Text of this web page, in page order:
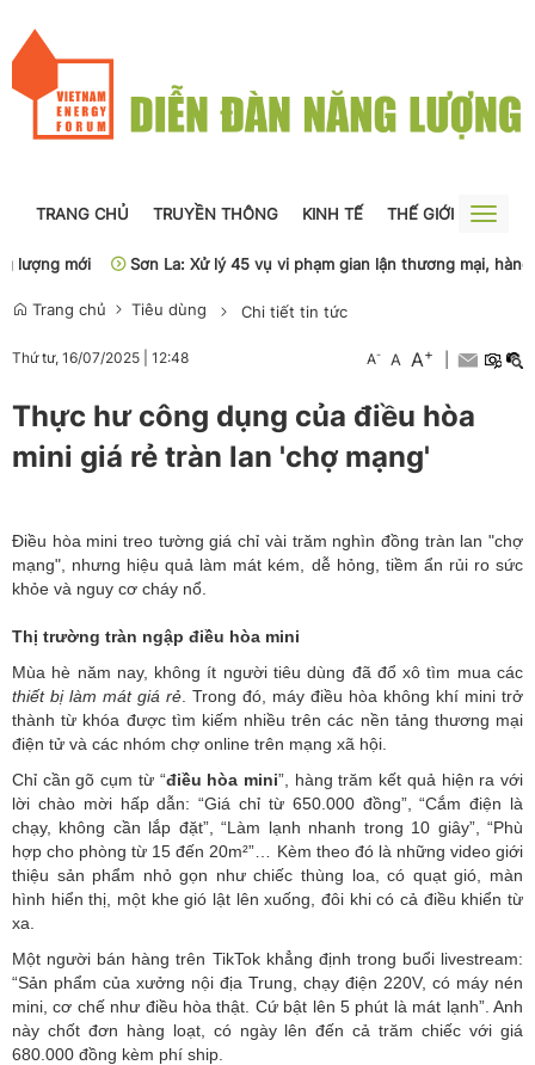
TRANG CHỦ TRUYỀN THÔNG KINH TẾ THẾ GIỚI
Toggle
mới
Sơn La: Xử lý 45 vụ vi phạm gian lận thương mại, hàng giả
Trang chủ Tiêu dùng Chi tiết tin tức
Thứ tư, 16/07/2025 12:48 A- A A+
Thực hư công dụng của điều hòa
mini giá rẻ tràn lan 'chợ mạng'
Điều hòa mini treo tường giá chỉ vài trăm nghìn đồng tràn lan "chợ
mạng", nhưng hiệu quả làm mát kém, dễ hỏng, tiềm ẩn rủi ro sức
khỏe và nguy cơ cháy nổ.
Thị trường tràn ngập điều hòa mini
Mùa hè năm nay, không ít người tiêu dùng đã đổ xô tìm mua các
thiết bị làm mát giá rẻ . Trong đó, máy điều hòa không khí mini trở
thành từ khóa được tìm kiếm nhiều trên các nền tảng thương mại
điện tử và các nhóm chợ online trên mạng xã hội.
Chỉ cần gõ cụm từ “điều hòa mini”, hàng trăm kết quả hiện ra với
lời chào mời hấp dẫn: “Giá chỉ từ 650.000 đồng”, “Cắm điện là
chạy, không cần lắp đặt”, “Làm lạnh nhanh trong 10 giây”, “Phù
hợp cho phòng từ 15 đến 20m²”… Kèm theo đó là những video giới
thiệu sản phẩm nhỏ gọn như chiếc thùng loa, có quạt gió, màn
hình hiển thị, một khe gió lật lên xuống, đôi khi có cả điều khiển từ
xa.
Một người bán hàng trên TikTok khẳng định trong buổi livestream:
“Sản phẩm của xưởng nội địa Trung, chạy điện 220V, có máy nén
mini, cơ chế như điều hòa thật. Cứ bật lên 5 phút là mát lạnh”. Anh
này chốt đơn hàng loạt, có ngày lên đến cả trăm chiếc với giá
680.000 đồng kèm phí ship.